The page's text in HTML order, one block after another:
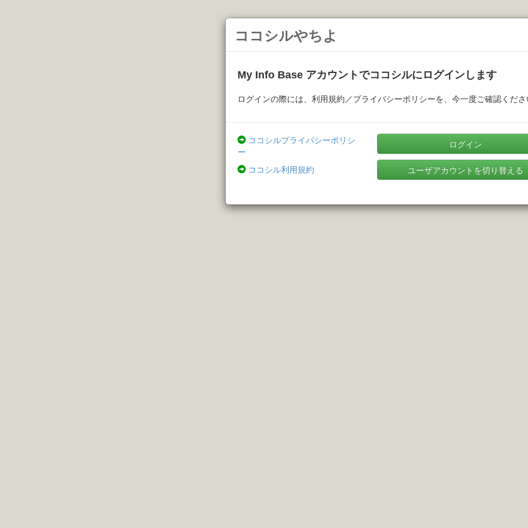
ココシルやちよ
My Info Base アカウントでココシルにログインします
ログインの際には、利用規約／プライバシーポリシーを、今一度ご確認くだ
ココシルプライバシーポリシ
ー
ココシル利用規約
ログイン
ユーザアカウントを切り替える